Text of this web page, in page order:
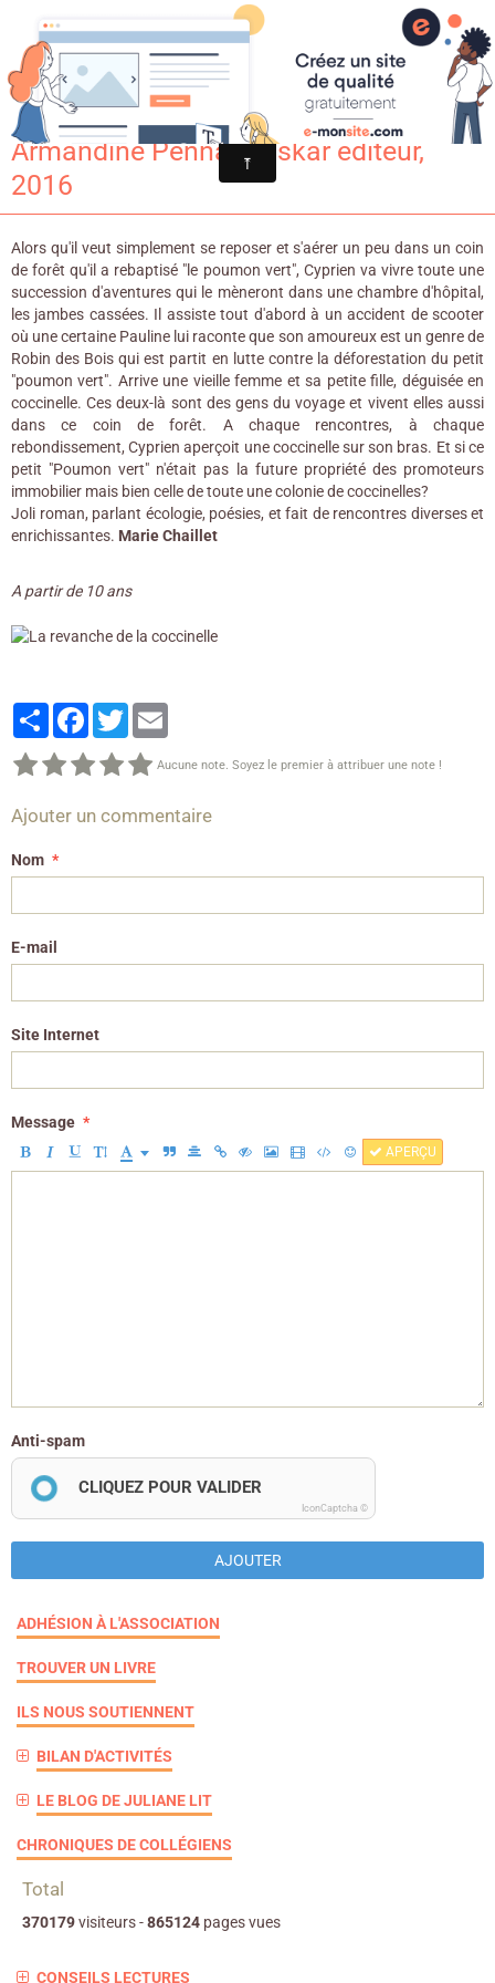
Croqu'livre
La Revanche de la coccinelle /
Armandine Penna. - Oskar editeur,
2016
Alors qu'il veut simplement se reposer et s'aérer un peu dans un coin
de forêt qu'il a rebaptisé "le poumon vert", Cyprien va vivre toute une
succession d'aventures qui le mèneront dans une chambre d'hôpital,
les jambes cassées. Il assiste tout d'abord à un accident de scooter
où une certaine Pauline lui raconte que son amoureux est un genre de
Robin des Bois qui est partit en lutte contre la déforestation du petit
"poumon vert". Arrive une vieille femme et sa petite fille, déguisée en
coccinelle. Ces deux-là sont des gens du voyage et vivent elles aussi
dans ce coin de forêt. A chaque rencontres, à chaque
rebondissement, Cyprien aperçoit une coccinelle sur son bras. Et si ce
petit "Poumon vert" n'était pas la future propriété des promoteurs
immobilier mais bien celle de toute une colonie de coccinelles?
Joli roman, parlant écologie, poésies, et fait de rencontres diverses et
enrichissantes. Marie Chaillet
A partir de 10 ans
PartagerFacebook
Twitter
Aucune note. Soyez le premier à attribuer une note !
Ajouter un commentaire
Nom
E-mail
Site Internet
Message
APERÇU
Anti-spam
CLIQUEZ POUR VALIDER
IconCaptcha ©
AJOUTER
ADHÉSION À L'ASSOCIATION
TROUVER UN LIVRE
ILS NOUS SOUTIENNENT
BILAN D'ACTIVITÉS
LE BLOG DE JULIANE LIT
CHRONIQUES DE COLLÉGIENS
Total
370179visiteurs -865124 pages vues
CONSEILS LECTURES